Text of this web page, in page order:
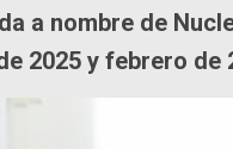
a nombre de
2025 y febrero de